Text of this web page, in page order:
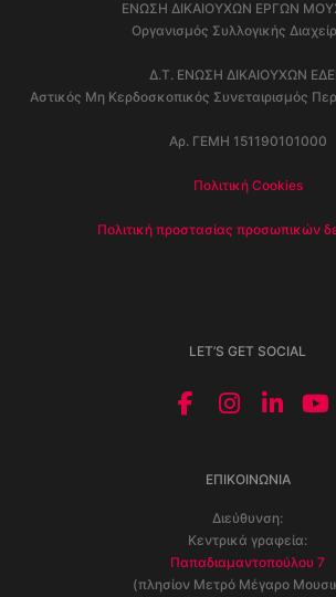
ΕΝΩΣΗ ΔΙΚΑΙΟΥΧΩΝ ΕΡΓΩΝ
Οργανισμός Συλλογικής
Δ.Τ. ΕΝΩΣΗ ΔΙΚΑΙΟΥΧΩΝ
Αστικός Μη Κερδοσκοπικός Συνεταιρισμός
Αρ. ΓΕΜΗ 151190101000
Πολιτική Cookies
Πολιτική προστασίας προσωπικών
LET’S GET SOCIAL
ΕΠΙΚΟΙΝΩΝΊΑ
Διεύθυνση:
Κεντρικά γραφεία:
Παπαδιαμαντοπούλου 7
(πλησίον Μετρό Μέγαρο